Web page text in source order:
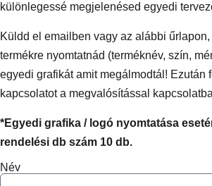
különlegessé megjelenésed egyedi
Küldd el emailben vagy az alábbi
termékre nyomtatnád (terméknév, szín,
egyedi grafikát amit megálmodtál! Ezután
kapcsolatot a megvalósítással
*Egyedi grafika / logó nyomtatása
rendelési db szám 10 db.
Név